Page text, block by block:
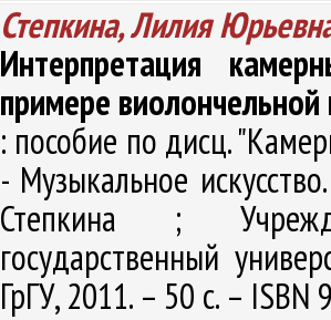
Степкина, Лилия
Интерпретация
примере виолончельной
: пособие по дисц.
- Музыкальное
Степкина ;
государственный
ГрГУ, 2011. – 50 с. –